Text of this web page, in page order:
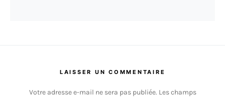
LAISSER UN COMMENTAIRE
Votre adresse e-mail ne sera pas publiée. Les champs